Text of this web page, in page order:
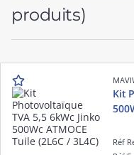
produits)
Kit
Réf